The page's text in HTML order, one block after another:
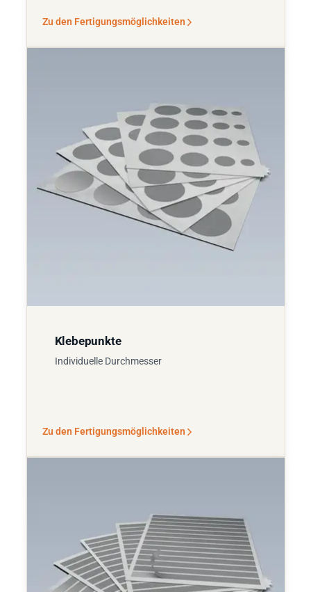
Zu den Fertigungsmöglichkeiten
Klebepunkte
Individuelle Durchmesser
Zu den Fertigungsmöglichkeiten